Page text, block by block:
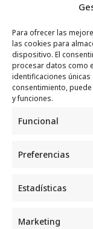
Para ofrecer las
las cookies para
dispositivo. El
procesar datos como
identificaciones
consentimiento,
y funciones.
Funcional
Preferencias
Estadísticas
Marketing
Recogida e
Política de privacidad
Correo: